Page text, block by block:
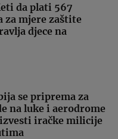
da plati 567
za mjere zaštite
djece na
se priprema za
na luke i aerodrome
iračke milicije